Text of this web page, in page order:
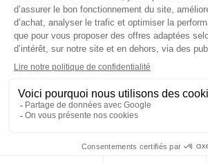
Marchand approuvé par la Société des Avis
pour vérifier
Suivez-nous sur les
Cliquez ici pour modifier vos préférences